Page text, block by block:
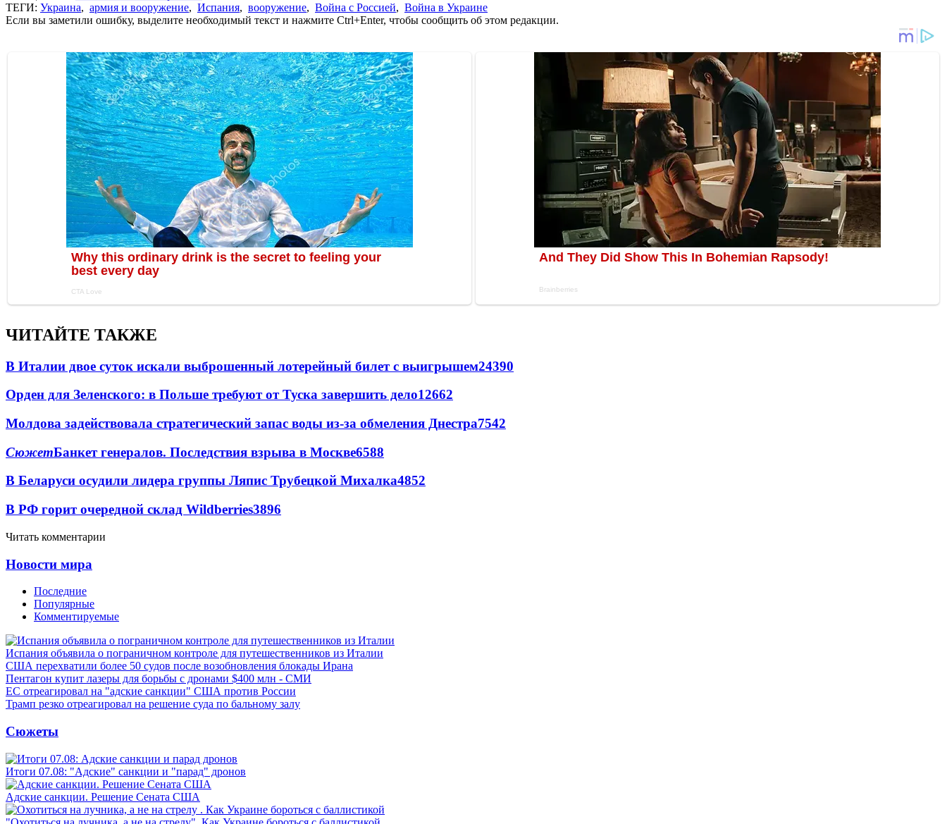
ТЕГИ: Украина, армия и вооружение, Испания, вооружение, Война с Россией, Война в Украине
Если вы заметили ошибку, выделите необходимый текст и нажмите Ctrl+Enter, чтобы сообщить об этом редакции.
ЧИТАЙТЕ ТАКЖЕ
В Италии двое суток искали выброшенный лотерейный билет с выигрышем24390
Орден для Зеленского: в Польше требуют от Туска завершить дело12662
Молдова задействовала стратегический запас воды из-за обмеления Днестра7542
СюжетБанкет генералов. Последствия взрыва в Москве6588
В Беларуси осудили лидера группы Ляпис Трубецкой Михалка4852
В РФ горит очередной склад Wildberries3896
Читать комментарии
Новости мира
Последние
Популярные
Комментируемые
Испания объявила о пограничном контроле для путешественников из Италии
США перехватили более 50 судов после возобновления блокады Ирана
Пентагон купит лазеры для борьбы с дронами $400 млн - СМИ
ЕС отреагировал на "адские санкции" США против России
Трамп резко отреагировал на решение суда по бальному залу
Сюжеты
Итоги 07.08: "Адские" санкции и "парад" дронов
Адские санкции. Решение Сената США